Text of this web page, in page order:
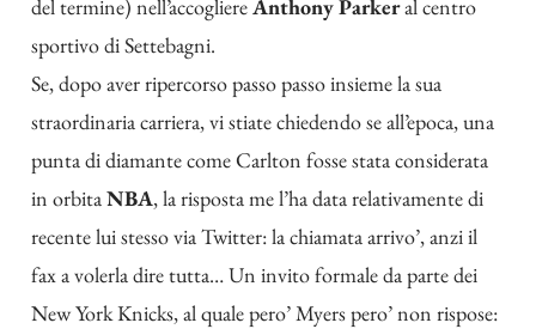
del termine) nell’accogliereAnthony Parkeral centro
sportivo di Settebagni.
Se, dopo aver ripercorso passo passo insieme la sua
straordinaria carriera, vi stiate chiedendo se all’epoca, una
punta di diamante come Carlton fosse stata considerata
in orbitaNBA, la risposta me l’ha data relativamente di
recente lui stesso via Twitter: la chiamata arrivo’, anzi il
fax a volerla dire tutta… Un invito formale da parte dei
New York Knicks, al quale pero’ Myers pero’ non rispose: